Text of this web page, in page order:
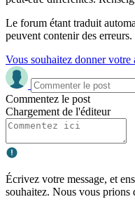
Le forum étant traduit
peuvent contenir des erreurs.
Vous souhaitez donner votre
Commentez le post
Chargement de l'éditeur
Écrivez votre message, et
souhaitez. Nous vous prions